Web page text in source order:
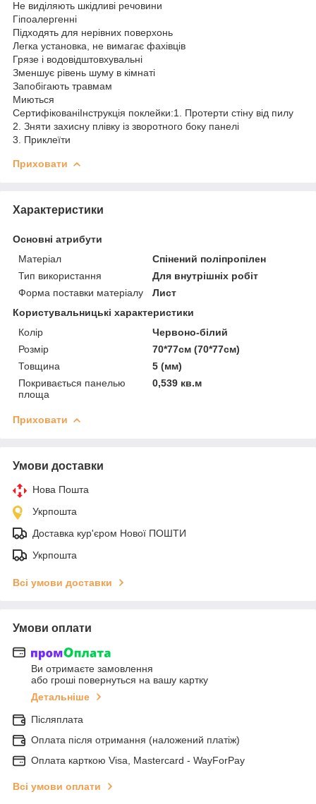
Не виділяють шкідливі речовини
Гіпоалергенні
Підходять для нерівних поверхонь
Легка установка, не вимагає фахівців
Грязе і водовідштовхувальні
Зменшує рівень шуму в кімнаті
Запобігають травмам
Миються
СертифікованіІнструкція поклейки:1. Протерти стіну від пилу
2. Зняти захисну плівку із зворотного боку панелі
3. Приклеїти
Приховати
Характеристики
Основні атрибути
Матеріал
Спінений поліпропілен
Тип використання
Для внутрішніх робіт
Форма поставки матеріалу
Лист
Користувальницькі характеристики
Колір
Червоно-білий
Розмір
70*77см (70*77см)
Товщина
5 (мм)
Покривається панелью
площа
0,539 кв.м
Приховати
Умови доставки
Нова Пошта
Укрпошта
Доставка кур'єром Нової ПОШТИ
Укрпошта
Всі умови доставки
Умови оплати
Ви отримаєте замовлення
або гроші повернуться на вашу картку
Детальніше
Післяплата
Оплата після отримання (наложений платіж)
Оплата карткою Visa, Mastercard - WayForPay
Всі умови оплати